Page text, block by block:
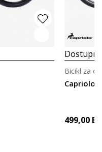
Capriolo
Bicikl za
499,00